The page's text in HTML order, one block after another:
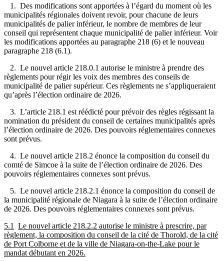
1. Des modifications sont apportées à l’égard du moment où les
municipalités régionales doivent revoir, pour chacune de leurs
municipalités de palier inférieur, le nombre de membres de leur
conseil qui représentent chaque municipalité de palier inférieur. Voir
les modifications apportées au paragraphe 218 (6) et le nouveau
paragraphe 218 (6.1).
2. Le nouvel article 218.0.1 autorise le ministre à prendre des
règlements pour régir les voix des membres des conseils de
municipalité de palier supérieur. Ces règlements ne s’appliqueraient
qu’après l’élection ordinaire de 2026.
3. L’article 218.1 est réédicté pour prévoir des règles régissant la
nomination du président du conseil de certaines municipalités après
l’élection ordinaire de 2026. Des pouvoirs réglementaires connexes
sont prévus.
4. Le nouvel article 218.2 énonce la composition du conseil du
comté de Simcoe à la suite de l’élection ordinaire de 2026. Des
pouvoirs réglementaires connexes sont prévus.
5. Le nouvel article 218.2.1 énonce la composition du conseil de
la municipalité régionale de Niagara à la suite de l’élection ordinaire
de 2026. Des pouvoirs réglementaires connexes sont prévus.
5.1
Le nouvel article 218.2.2 autorise le ministre à prescrire, par
règlement, la composition du conseil de la cité de Thorold, de la cité
de Port Colborne et de la ville de Niagara-on-the-Lake pour le
mandat débutant en 2026.